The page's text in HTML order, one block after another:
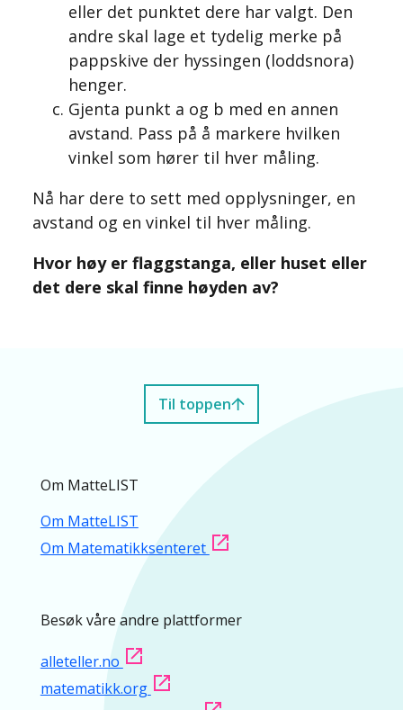
eller det punktet dere har valgt. Den
andre skal lage et tydelig merke på
pappskive der hyssingen (loddsnora)
henger.
Gjenta punkt a og b med en annen
avstand. Pass på å markere hvilken
vinkel som hører til hver måling.
Nå har dere to sett med opplysninger, en
avstand og en vinkel til hver måling.
Hvor høy er flaggstanga, eller huset eller
det dere skal finne høyden av?
Til toppen
Om MatteLIST
Om MatteLIST
Om Matematikksenteret
Besøk våre andre plattformer
alleteller.no
matematikk.org